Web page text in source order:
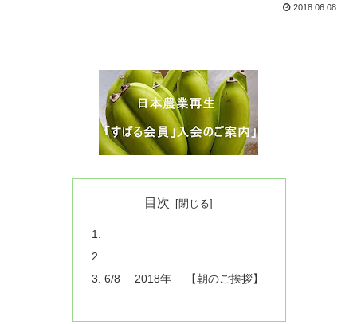
2018.06.08
目次
6/8 2018年 【朝のご挨拶】